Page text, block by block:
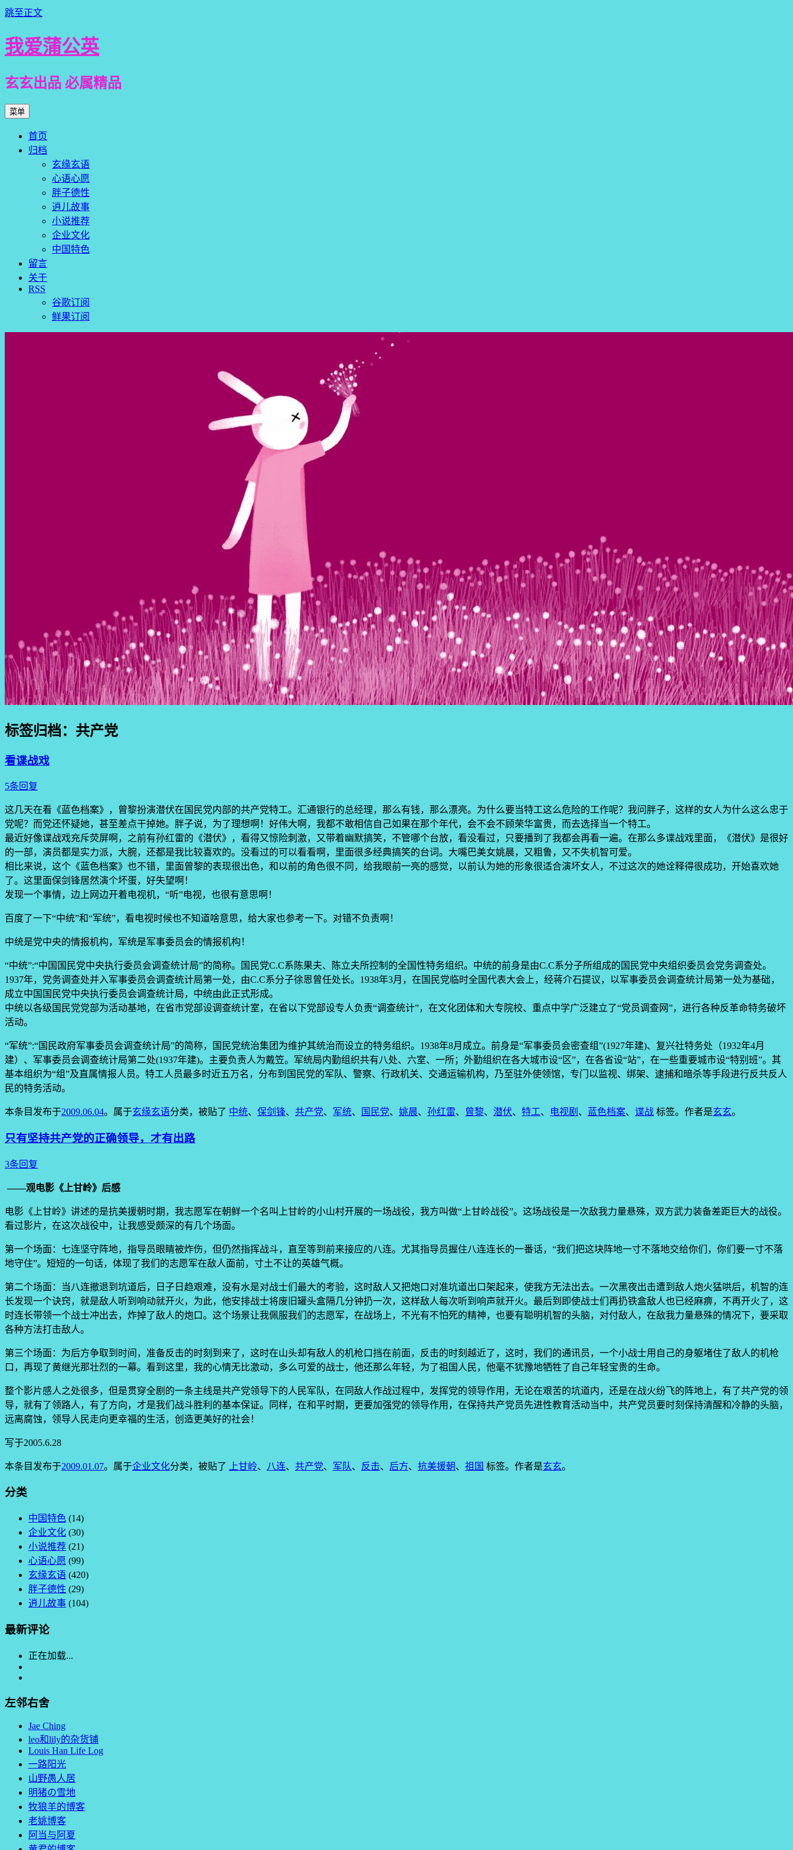
跳至正文
我爱蒲公英
玄玄出品 必属精品
菜单
首页
归档
玄缘玄语
心语心愿
胖子德性
逍儿故事
小说推荐
企业文化
中国特色
留言
关于
RSS
谷歌订阅
鲜果订阅
标签归档： 共产党
看谍战戏
5条回复
这几天在看《蓝色档案》，曾黎扮演潜伏在国民党内部的共产党特工。汇通银行的总经理，那么有钱，那么漂亮。为什么要当特工这么危险的工作呢？我问胖子，这样的女人为什么这么忠于
党呢？而党还怀疑她，甚至差点干掉她。胖子说，为了理想啊！好伟大啊，我都不敢相信自己如果在那个年代，会不会不顾荣华富贵，而去选择当一个特工。
最近好像谍战戏充斥荧屏啊，之前有孙红雷的《潜伏》，看得又惊险刺激，又带着幽默搞笑，不管哪个台放，看没看过，只要播到了我都会再看一遍。在那么多谍战戏里面，《潜伏》是很好
的一部，演员都是实力派，大腕，还都是我比较喜欢的。没看过的可以看看啊，里面很多经典搞笑的台词。大嘴巴美女姚晨，又粗鲁，又不失机智可爱。
相比来说，这个《蓝色档案》也不错，里面曾黎的表现很出色，和以前的角色很不同，给我眼前一亮的感觉，以前认为她的形象很适合演坏女人，不过这次的她诠释得很成功，开始喜欢她
了。这里面保剑锋居然演个坏蛋，好失望啊！
发现一个事情，边上网边开着电视机，“听”电视，也很有意思啊！
百度了一下“中统”和“军统”，看电视时候也不知道啥意思，给大家也参考一下。对错不负责啊！
中统是党中央的情报机构，军统是军事委员会的情报机构！
“中统”:“中国国民党中央执行委员会调查统计局”的简称。国民党C.C系陈果夫、陈立夫所控制的全国性特务组织。中统的前身是由C.C系分子所组成的国民党中央组织委员会党务调查处。
1937年，党务调查处并入军事委员会调查统计局第一处，由C.C系分子徐恩曾任处长。1938年3月，在国民党临时全国代表大会上，经蒋介石提议，以军事委员会调查统计局第一处为基础，
成立中国国民党中央执行委员会调查统计局，中统由此正式形成。
中统以各级国民党党部为活动基地，在省市党部设调查统计室，在省以下党部设专人负责“调查统计”，在文化团体和大专院校、重点中学广泛建立了“党员调查网”，进行各种反革命特务破坏
活动。
“军统”:“国民政府军事委员会调查统计局”的简称，国民党统治集团为维护其统治而设立的特务组织。1938年8月成立。前身是“军事委员会密查组”(1927年建)、复兴社特务处（1932年4月
建）、军事委员会调查统计局第二处(1937年建)。主要负责人为戴笠。军统局内勤组织共有八处、六室、一所；外勤组织在各大城市设“区”，在各省设“站”，在一些重要城市设“特别班”。其
基本组织为“组”及直属情报人员。特工人员最多时近五万名，分布到国民党的军队、警察、行政机关、交通运输机构，乃至驻外使领馆，专门以监视、绑架、逮捕和暗杀等手段进行反共反人
民的特务活动。
本条目发布于2009.06.04。属于玄缘玄语分类，被贴了 中统、 保剑锋、 共产党、 军统、 国民党、 姚晨、 孙红雷、 曾黎、 潜伏、 特工、 电视剧 、 蓝色档案、 谍战 标签。 作者是玄玄。
只有坚持共产党的正确领导，才有出路
3条回复
——观电影《上甘岭》后感
电影《上甘岭》讲述的是抗美援朝时期，我志愿军在朝鲜一个名叫上甘岭的小山村开展的一场战役，我方叫做“上甘岭战役”。这场战役是一次敌我力量悬殊，双方武力装备差距巨大的战役。
看过影片，在这次战役中，让我感受颇深的有几个场面。
第一个场面：七连坚守阵地，指导员眼睛被炸伤，但仍然指挥战斗，直至等到前来接应的八连。尤其指导员握住八连连长的一番话，“我们把这块阵地一寸不落地交给你们，你们要一寸不落
地守住”。短短的一句话，体现了我们的志愿军在敌人面前，寸土不让的英雄气概。
第二个场面：当八连撤退到坑道后，日子日趋艰难，没有水是对战士们最大的考验，这时敌人又把炮口对准坑道出口架起来，使我方无法出去。一次黑夜出击遭到敌人炮火猛哄后，机智的连
长发现一个诀窍，就是敌人听到响动就开火，为此，他安排战士将废旧罐头盒隔几分钟扔一次，这样敌人每次听到响声就开火。最后到即使战士们再扔铁盒敌人也已经麻痹，不再开火了，这
时连长带领一个战士冲出去，炸掉了敌人的炮口。这个场景让我佩服我们的志愿军，在战场上，不光有不怕死的精神，也要有聪明机智的头脑，对付敌人，在敌我力量悬殊的情况下，要采取
各种方法打击敌人。
第三个场面：为后方争取到时间，准备反击的时刻到来了，这时在山头却有敌人的机枪口挡在前面，反击的时刻越近了，这时，我们的通讯员，一个小战士用自己的身躯堵住了敌人的机枪
口，再现了黄继光那壮烈的一幕。看到这里，我的心情无比激动，多么可爱的战士，他还那么年轻，为了祖国人民，他毫不犹豫地牺牲了自己年轻宝贵的生命。
整个影片感人之处很多，但是贯穿全剧的一条主线是共产党领导下的人民军队，在同敌人作战过程中，发挥党的领导作用，无论在艰苦的坑道内，还是在战火纷飞的阵地上，有了共产党的领
导，就有了领路人，有了方向，才是我们战斗胜利的基本保证。同样，在和平时期，更要加强党的领导作用，在保持共产党员先进性教育活动当中，共产党员要时刻保持清醒和冷静的头脑，
远离腐蚀，领导人民走向更幸福的生活，创造更美好的社会！
写于2005.6.28
本条目发布于2009.01.07。属于企业文化分类，被贴了 上甘岭、 八连、 共产党、 军队、 反击、 后方、 抗美援朝、 祖国 标签。 作者是玄玄。
分类
中国特色 (14)
企业文化 (30)
小说推荐 (21)
心语心愿 (99)
玄缘玄语 (420)
胖子德性 (29)
逍儿故事 (104)
最新评论
正在加载...
左邻右舍
Jae Ching
leo和lily的杂货铺
Louis Han Life Log
一路阳光
山野愚人居
明猪の雪地
牧狼羊的博客
老姚博客
阿当与阿夏